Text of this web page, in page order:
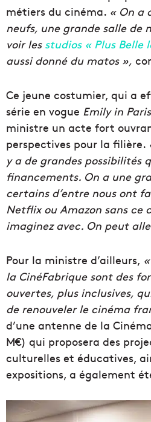
métiers du cinéma. « On a
neufs, une grande salle de
voir les studios « Plus Belle
aussi donné du matos »,
Ce jeune costumier, qui a
série en vogue Emily in
ministre un acte fort
perspectives pour la filière.
y a de grandes possibilités
financements. On a une
certains d’entre nous ont
Netflix ou Amazon sans ce
imaginez avec. On peut
Pour la ministre d’ailleurs,
la CinéFabrique sont des
ouvertes, plus inclusives,
de renouveler le cinéma
d’une antenne de la
M€) qui proposera des
culturelles et éducatives,
expositions, a également